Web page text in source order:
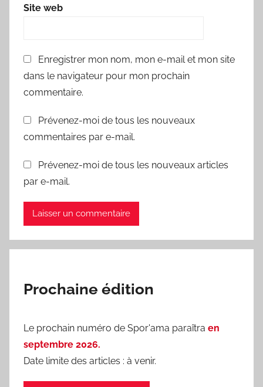
Site web
Enregistrer mon nom, mon e-mail et mon site
dans le navigateur pour mon prochain
commentaire.
Prévenez-moi de tous les nouveaux
commentaires par e-mail.
Prévenez-moi de tous les nouveaux articles
par e-mail.
Prochaine édition
Le prochain numéro de Spor'ama paraîtra en
septembre 2026.
Date limite des articles : à venir.